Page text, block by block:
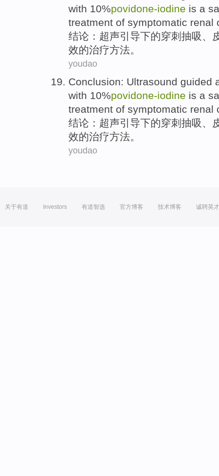
with 10%povidone-iodine is a
treatment of symptomatic renal
结论 ： 超声引导下的穿刺抽吸
效的治疗方法。
youdao
Conclusion: Ultrasound guided
with 10%povidone-iodine is a
treatment of symptomatic renal
结论 ： 超声引导下的穿刺抽吸 、
效的治疗方法。
youdao
关于有道 Investors 有道智选 官方博客 技术博客 诚聘英才